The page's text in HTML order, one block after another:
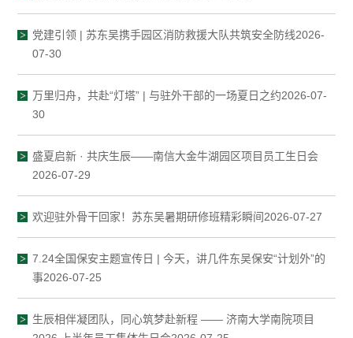
党建引领 | 苏东吴携手园区消防救援大队共筑安全防线2026-
07-30
万里归舟，共赴“灯塔” | 与驻外干部的一场夏日之约2026-07-
30
盛夏启新 · 共庆生辰——南信大金牛湖园区项目员工生日会
2026-07-29
欢迎驻外骨干回家！苏东吴暑期研修班精彩瞬间2026-07-27
7.24全国保安主题宣传日 | 今天，讲几件东吴保安“计划外”的
事2026-07-25
生辰相伴凝团队，同心筑梦赴新程 —— 济南大学南院项目